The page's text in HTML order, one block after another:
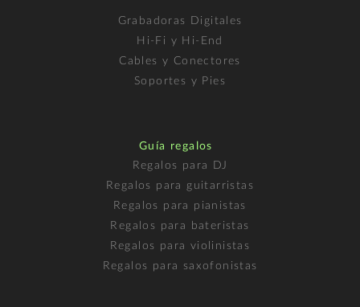
Grabadoras Digitales
Hi-Fi y Hi-End
Cables y Conectores
Soportes y Pies
Guía regalos
Regalos para DJ
Regalos para guitarristas
Regalos para pianistas
Regalos para bateristas
Regalos para violinistas
Regalos para saxofonistas